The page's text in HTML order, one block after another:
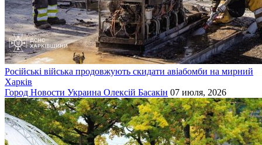
Російські війська продовжують скидати авіабомби на мирний
Харків
Город Новости Украина Олексій Басакін 07 июля, 2026